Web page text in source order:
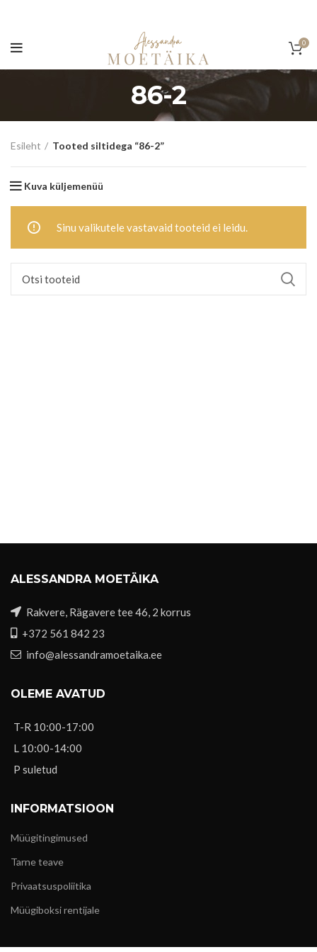
0
86-2
Esileht Tooted siltidega “86-2”
Kuva küljemenüü
Sinu valikutele vastavaid tooteid ei leidu.
ALESSANDRA MOETÄIKA
Rakvere, Rägavere tee 46, 2 korrus
+372 561 842 23
info@alessandramoetaika.ee
OLEME AVATUD
T-R 10:00-17:00
L 10:00-14:00
P suletud
INFORMATSIOON
Müügitingimused
Tarne teave
Privaatsuspoliitika
Müügiboksi rentijale